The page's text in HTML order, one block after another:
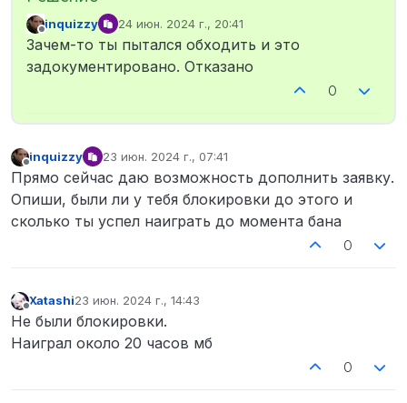
Не в сети
inquizzy 24 июн. 2024 г., 20:41
отредактировано
Зачем-то ты пытался обходить и это
задокументировано. Отказано
0
inquizzy 23 июн. 2024 г., 07:41
отредактировано
Прямо сейчас даю возможность дополнить заявку.
Опиши, были ли у тебя блокировки до этого и
сколько ты успел наиграть до момента бана
0
Не в сети
Xatashi23 июн. 2024 г., 14:43
отредактировано
Не были блокировки.
Наиграл около 20 часов мб
0